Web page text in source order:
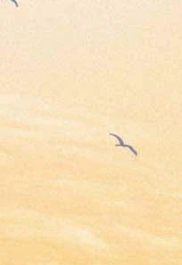
лекции
книги